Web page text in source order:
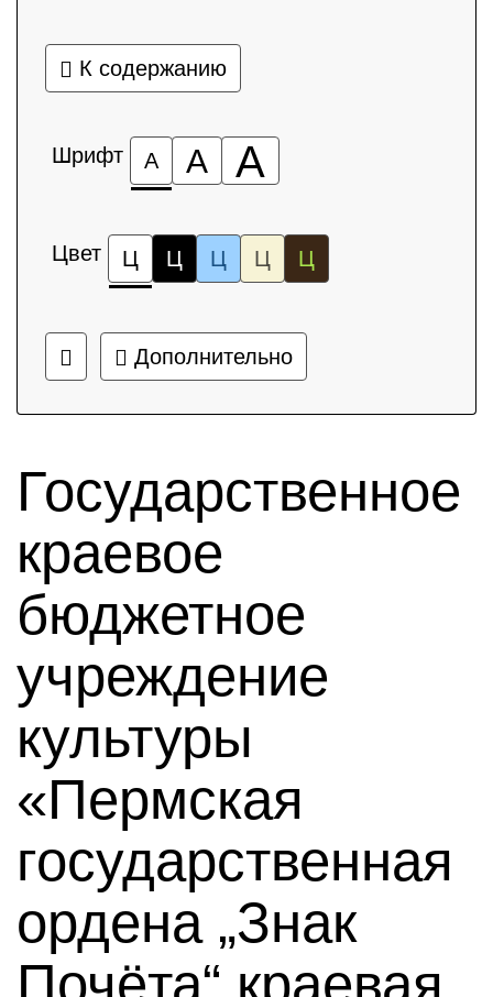
К содержанию
Шрифт А А А
Цвет Ц Ц Ц Ц Ц
Дополнительно
Государственное
краевое
бюджетное
учреждение
культуры
«Пермская
государственная
ордена „Знак
Почёта“ краевая